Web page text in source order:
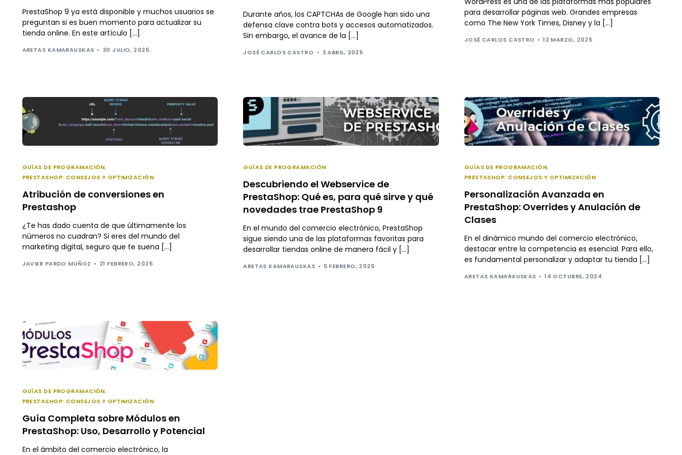
PrestaShop 9 ya está disponible y muchos usuarios se
preguntan si es buen momento para actualizar su
tienda online. En este artículo […]
ARETAS KAMARAUSKAS 30 JULIO, 2025
Durante años, los CAPTCHAs de Google han sido una
defensa clave contra bots y accesos automatizados.
Sin embargo, el avance de la […]
JOSÉ CARLOS CASTRO 3 ABRIL, 2025
para desarrollar páginas web. Grandes empresas
como The New York Times, Disney y la […]
JOSÉ CARLOS CASTRO 12 MARZO, 2025
GUÍAS DE PROGRAMACIÓN,
PRESTASHOP: CONSEJOS Y OPTIMIZACIÓN
Atribución de conversiones en
Prestashop
¿Te has dado cuenta de que últimamente los
números no cuadran? Si eres del mundo del
marketing digital, seguro que te suena […]
JAVIER PARDO MUÑOZ 21 FEBRERO, 2025
GUÍAS DE PROGRAMACIÓN
Descubriendo el Webservice de
PrestaShop: Qué es, para qué sirve y qué
novedades trae PrestaShop 9
En el mundo del comercio electrónico, PrestaShop
sigue siendo una de las plataformas favoritas para
desarrollar tiendas online de manera fácil y […]
ARETAS KAMARAUSKAS 5 FEBRERO, 2025
GUÍAS DE PROGRAMACIÓN,
PRESTASHOP: CONSEJOS Y OPTIMIZACIÓN
Personalización Avanzada en
PrestaShop: Overrides y Anulación de
Clases
En el dinámico mundo del comercio electrónico,
destacar entre la competencia es esencial. Para ello,
es fundamental personalizar y adaptar tu tienda […]
ARETAS KAMARAUSKAS 14 OCTUBRE, 2024
GUÍAS DE PROGRAMACIÓN,
PRESTASHOP: CONSEJOS Y OPTIMIZACIÓN
Guía Completa sobre Módulos en
PrestaShop: Uso, Desarrollo y Potencial
En el ámbito del comercio electrónico, la